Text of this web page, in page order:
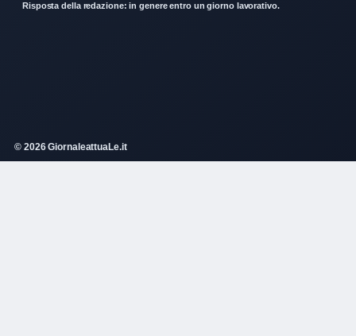
Risposta della redazione: in genere entro un giorno lavorativo.
© 2026 GiornaleattuaLe.it